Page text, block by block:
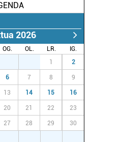
2026
OG. OL. LR.
IG.
1 2
6 7 8 9
13 14 15 16
20 21 22 23
27 28 29 30